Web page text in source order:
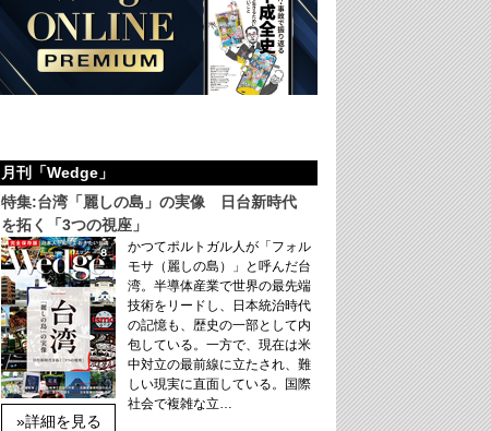
月刊「Wedge」
特集:台湾「麗しの島」の実像 日台新時代
を拓く「3つの視座」
»詳細を見る
かつてポルトガル人が「フォル
モサ（麗しの島）」と呼んだ台
湾。半導体産業で世界の最先端
技術をリードし、日本統治時代
の記憶も、歴史の一部として内
包している。一方で、現在は米
中対立の最前線に立たされ、難
しい現実に直面している。国際
社会で複雑な立…